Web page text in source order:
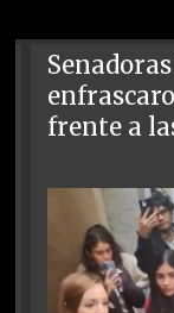
frente a